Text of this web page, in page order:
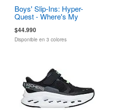
Boys' Slip-Ins: Hyper-
Quest - Where's My
$44.990
Disponible en 3 colores